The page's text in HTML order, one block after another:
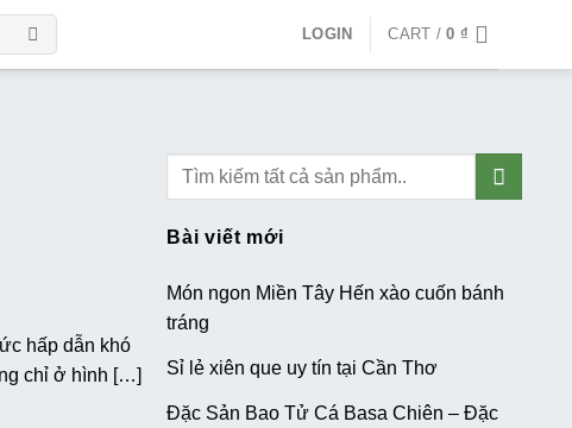
LOGIN CART /0 ₫
hấp dẫn khó
chỉ ở hình […]
Bài viết mới
Món ngon Miền Tây Hến xào cuốn bánh
tráng
Sỉ lẻ xiên que uy tín tại Cần Thơ
Đặc Sản Bao Tử Cá Basa Chiên – Đặc